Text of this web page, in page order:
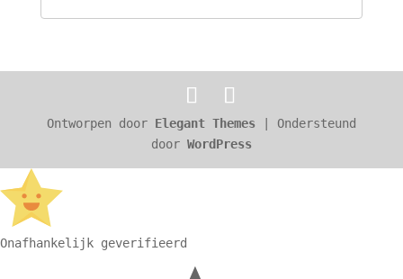
Ontworpen door Elegant Themes| Ondersteund
door WordPress
Onafhankelijk geverifieerd